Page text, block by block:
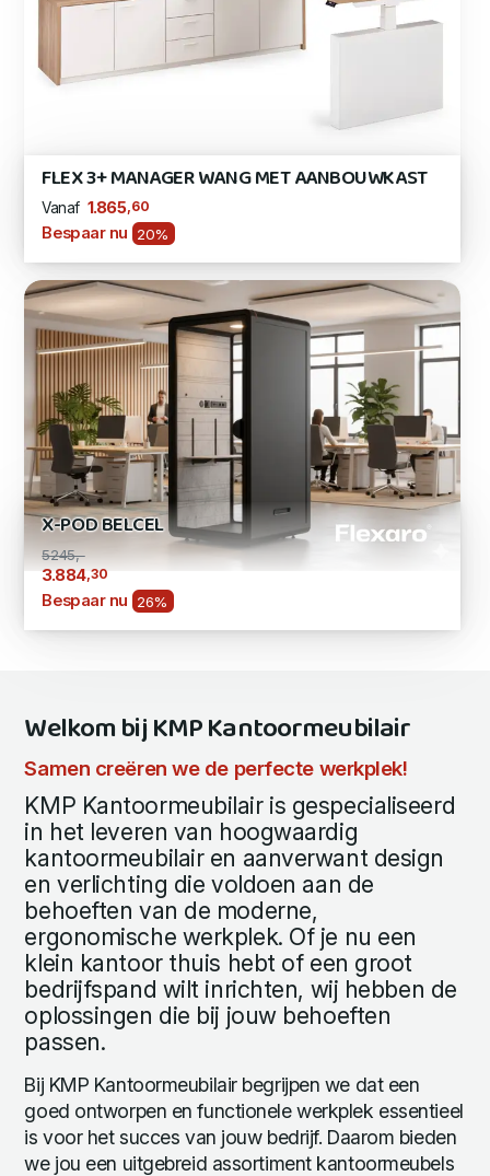
FLEX 3+ MANAGER WANG MET AANBOUWKAST
Vanaf 1.865,60
Bespaar nu 20%
X-POD BELCEL
5245,-
3.884,30
Bespaar nu 26%
Welkom bij KMP Kantoormeubilair
Samen creëren we de perfecte werkplek!
KMP Kantoormeubilair is gespecialiseerd
in het leveren van hoogwaardig
kantoormeubilair en aanverwant design
en verlichting die voldoen aan de
behoeften van de moderne,
ergonomische werkplek. Of je nu een
klein kantoor thuis hebt of een groot
bedrijfspand wilt inrichten, wij hebben de
oplossingen die bij jouw behoeften
passen.
Bij KMP Kantoormeubilair begrijpen we dat een
goed ontworpen en functionele werkplek essentieel
is voor het succes van jouw bedrijf. Daarom bieden
we jou een uitgebreid assortiment kantoormeubels